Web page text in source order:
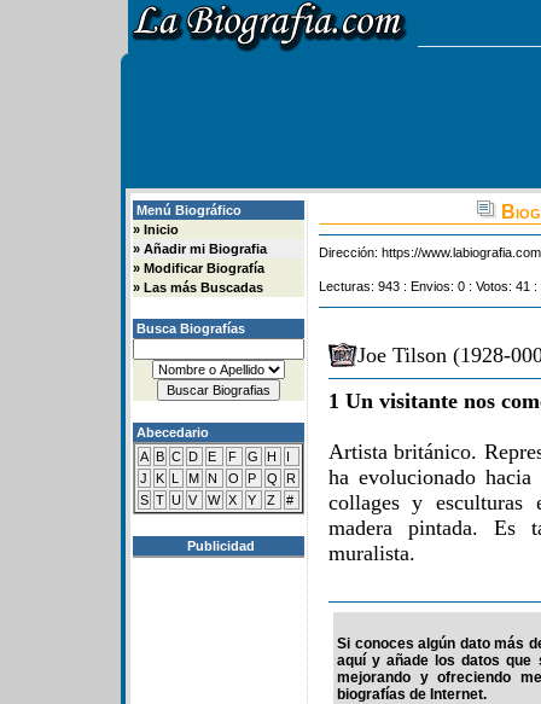
Menú Biográfico
» Inicio
» Añadir mi Biografia
» Modificar Biografía
» Las más Buscadas
Busca Biografías
Abecedario
A B C D E F G H
I
J
K L M N O P Q
R
S T U V W X Y Z #
Publicidad
Dirección: https://
Lecturas: 943 : Envios: 0 : Votos: 41
Joe Tilson (1928-
1 Un visitante nos
Artista británico.
ha evolucionado hacia
collages y esculturas
madera pintada. Es
muralista.
Si conoces algún dato más
aquí y añade los datos que
mejorando y ofreciendo
biografías de Internet.